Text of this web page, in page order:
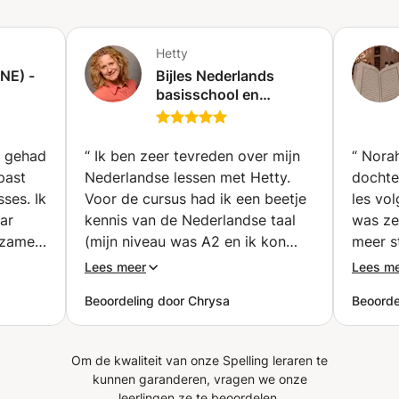
-
Ik
ze
Hetty
Bijles Nederlands
basisschool en
middelbare school en
“ Ik ben zeer tevreden over mijn
Nederlandse lessen met Hetty.
Voor de cursus had ik een beetje
kennis van de Nederlandse taal
(mijn niveau was A2 en ik kon
alleen lezen maar niet praten).
kan ik al beter praten! De lessen
zijn altijd leuk en fun, en Hetty
behoeften en snelheid aan te
passen. Ik raad haar echt aan!
Lees meer
Beoordeling door Chrysa
“
les
was
meer
houdt
Lees
Om de kwaliteit van onze Spelling leraren te
kunnen garanderen, vragen we onze